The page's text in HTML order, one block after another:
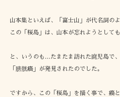
山本集といえば、「富士山」が代名詞の
この「桜島」は、山本が忘れようとして
と、いうのも…たまたま訪れた鹿児島で
「膀胱癌」が発見されたのでした。
ですから、この「桜島」を描く事で、癌